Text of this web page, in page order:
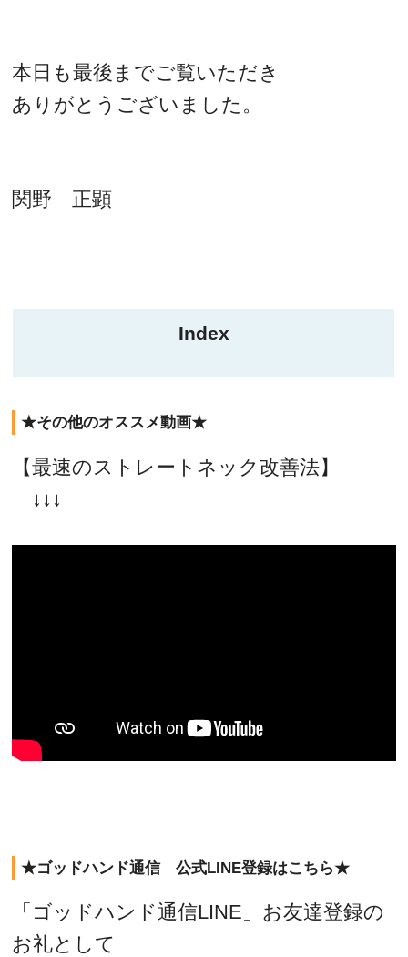
本日も最後までご覧いただき
ありがとうございました。
関野 正顕
Index
★その他のオススメ動画★
【最速のストレートネック改善法】
↓↓↓
★ゴッドハンド通信 公式LINE登録はこちら★
「ゴッドハンド通信LINE」お友達登録の
お礼として